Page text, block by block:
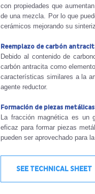
con propiedades que
de una mezcla. Por lo que
cerámicos mejorando su
Reemplazo de carbón
Debido al contenido de
carbón antracita como
características similares a la
agente reductor.
Formación de piezas
La fracción magnética es un
eficaz para formar piezas
pueden ser aprovechado para
SEE TECHNICAL SHEET